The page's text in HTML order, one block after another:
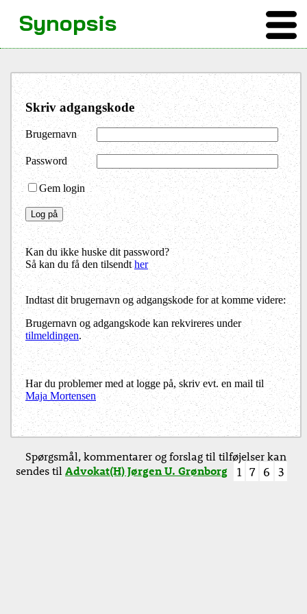
Skriv adgangskode
Brugernavn
Password
Gem login
Kan du ikke huske dit password?
Så kan du få den tilsendther
Indtast dit brugernavn og adgangskode for at komme videre:
Brugernavn og adgangskode kan rekvireres under
tilmeldingen.
Har du problemer med at logge på, skriv evt. en mail til
Maja Mortensen
Synopsis
Spørgsmål, kommentarer og forslag til tilføjelser kan
sendes tilAdvokat(H) Jørgen U. Grønborg 1 7 6 3